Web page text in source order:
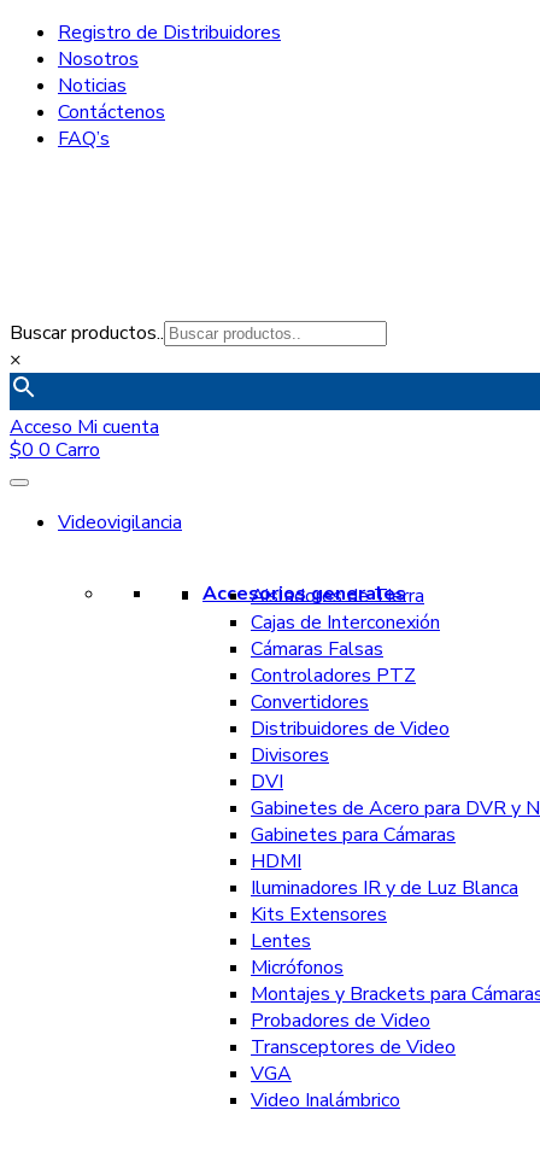
Registro de Distribuidores
Nosotros
Noticias
Contáctenos
FAQ’s
Buscar productos..
×
Acceso Mi cuenta
$0 0 Carro
Videovigilancia
Accesorios generales
Aisladores de Tierra
Cajas de Interconexión
Cámaras Falsas
Controladores PTZ
Convertidores
Distribuidores de Video
Divisores
DVI
Gabinetes de Acero para DVR y
Gabinetes para Cámaras
HDMI
Iluminadores IR y de Luz Blanca
Kits Extensores
Lentes
Micrófonos
Montajes y Brackets para
Probadores de Video
Transceptores de Video
VGA
Video Inalámbrico